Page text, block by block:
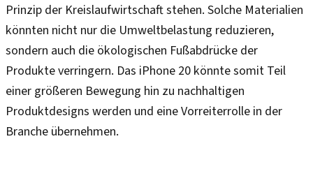
Prinzip der Kreislaufwirtschaft stehen. Solche Materialien
könnten nicht nur die Umweltbelastung reduzieren,
sondern auch die ökologischen Fußabdrücke der
Produkte verringern. Das iPhone 20 könnte somit Teil
einer größeren Bewegung hin zu nachhaltigen
Produktdesigns werden und eine Vorreiterrolle in der
Branche übernehmen.